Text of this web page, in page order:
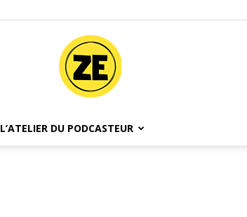
L’ATELIER DU PODCASTEUR